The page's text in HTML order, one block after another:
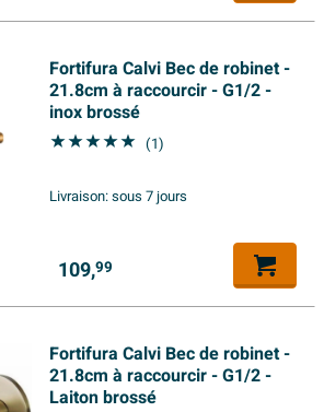
Fortifura Calvi Bec de robinet -
21.8cm à raccourcir - G1/2 -
inox brossé
(1)
Livraison:sous 7 jours
109,99
Fortifura Calvi Bec de robinet -
21.8cm à raccourcir - G1/2 -
Laiton brossé